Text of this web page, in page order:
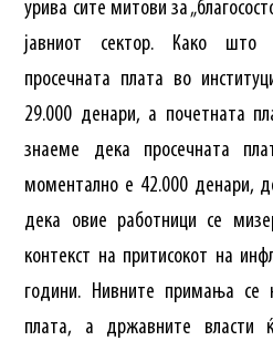
урива сите митови за
јавниот сектор. Како што
просечната плата во
29.000 денари, а почетната
знаеме дека просечната
моментално е 42.000 денари,
дека овие работници се
контекст на притисокот на
години. Нивните примања
плата, а државните власти